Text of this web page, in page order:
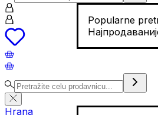
Popularne
Hrana